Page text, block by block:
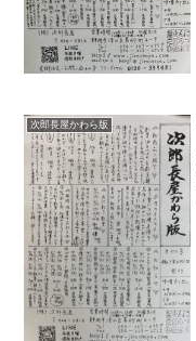
次郎長屋かわら版